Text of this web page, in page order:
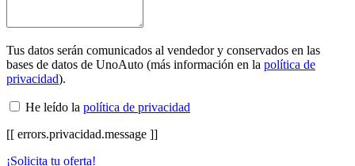
Tus datos serán comunicados al vendedor y conservados en las
bases de datos de UnoAuto (más información en la política de
privacidad).
He leído la política de privacidad
[[ errors.privacidad.message ]]
¡Solicita tu oferta!